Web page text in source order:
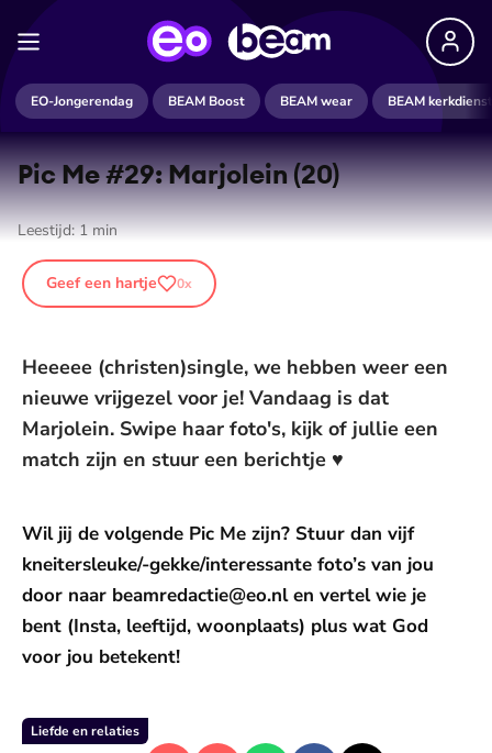
EO-Jongerendag BEAM Boost BEAM wear BEAM kerkdienst
Pic Me #29: Marjolein (20)
Leestijd:1min
Geef een hartje 0x
Heeeee (christen)single, we hebben weer een
nieuwe vrijgezel voor je! Vandaag is dat
Marjolein. Swipe haar foto's, kijk of jullie een
match zijn en stuur een berichtje ♥
Wil jij de volgende Pic Me zijn? Stuur dan vijf
kneitersleuke/-gekke/interessante foto’s van jou
door naar beamredactie@eo.nl en vertel wie je
bent (Insta, leeftijd, woonplaats) plus wat God
voor jou betekent!
Liefde en relaties